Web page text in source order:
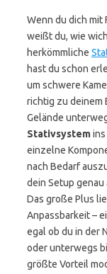
Wenn du dich
weißt du, wie
herkömmliche
hast du schon
um schwere
richtig zu deinem
Gelände
Stativsystem
einzelne
nach Bedarf
dein Setup
Das große Plus
Anpassbarkeit –
egal ob du in der
oder unterwegs
größte Vorteil